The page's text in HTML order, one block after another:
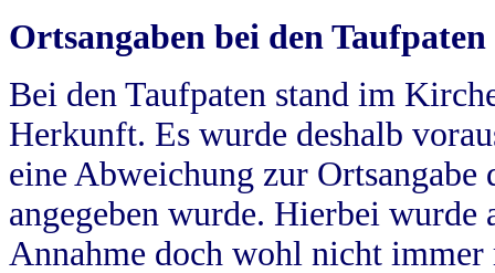
Ortsangaben bei den Taufpaten
Bei den Taufpaten stand im
Herkunft. Es wurde deshalb
eine Abweichung zur
angegeben wurde. Hierbei wurde
Annahme doch wohl nicht